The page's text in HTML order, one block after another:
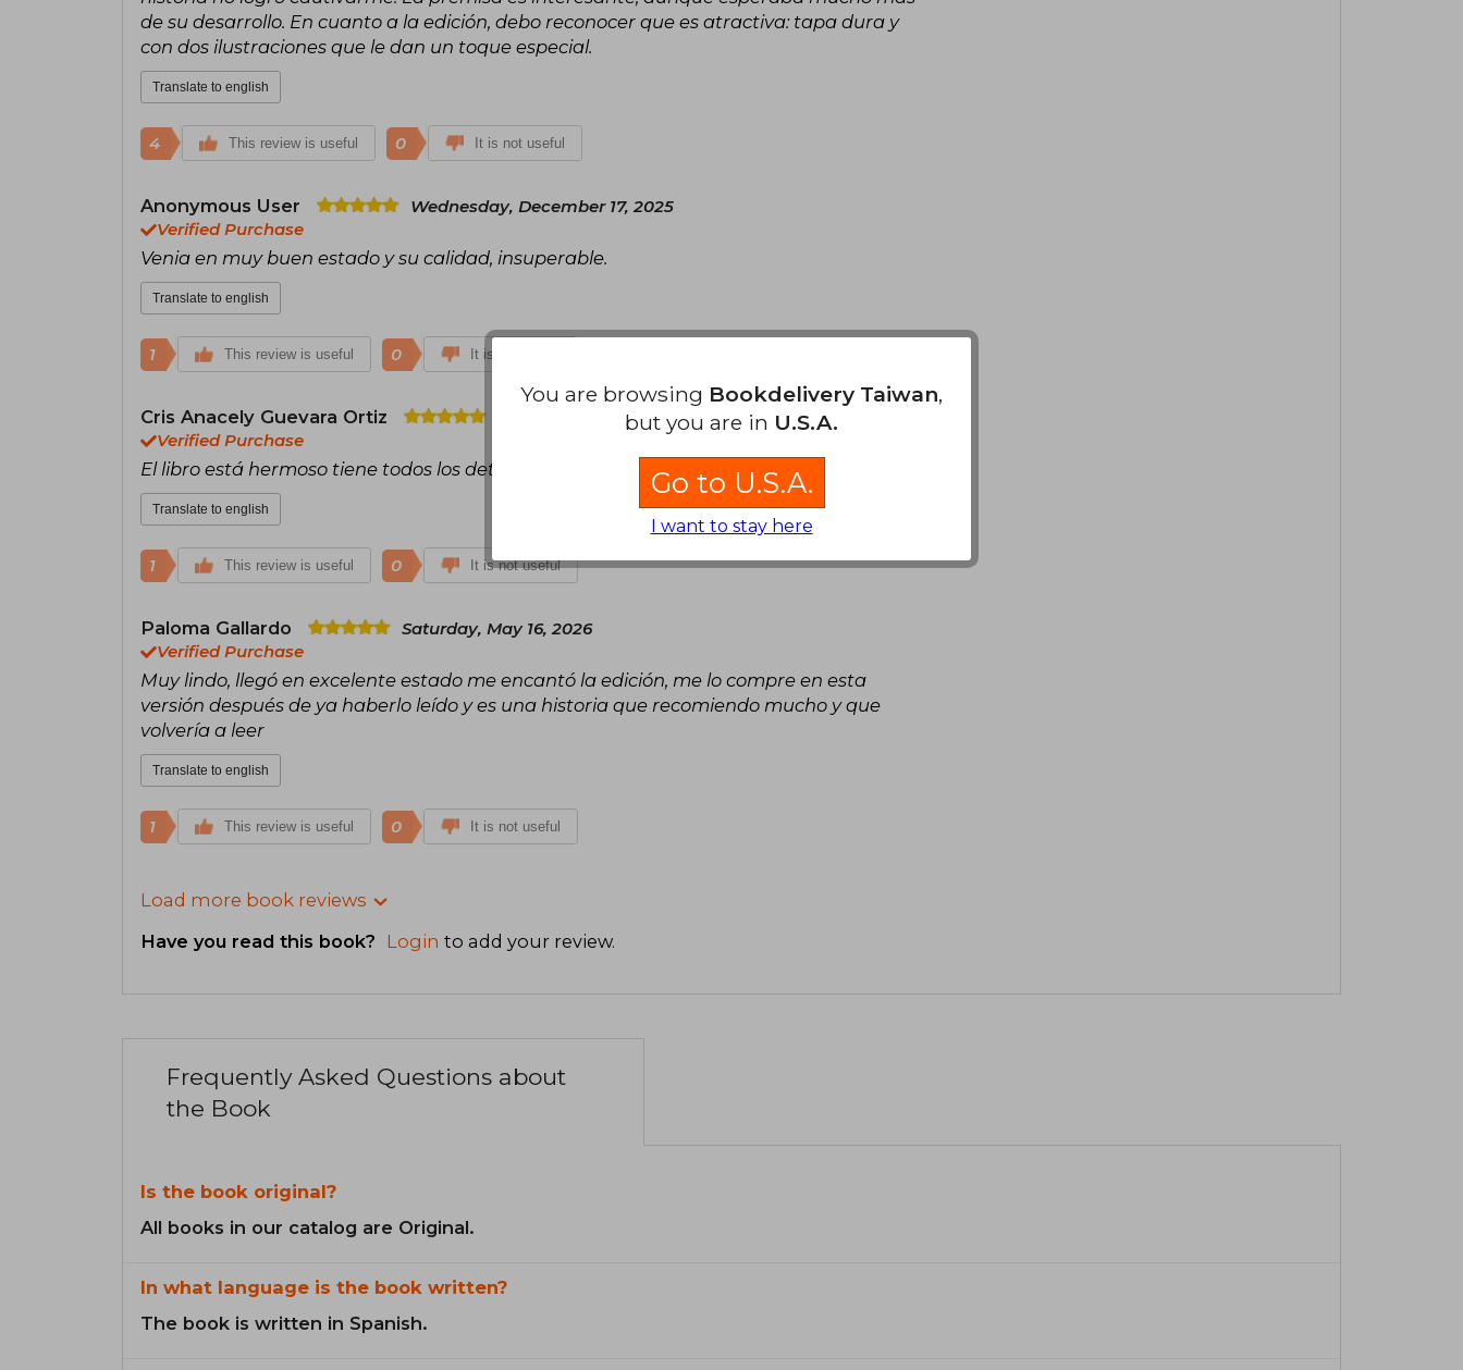
de su desarrollo. En cuanto a la edición, debo reconocer que es atractiva: tapa dura y
con dos ilustraciones que le dan un toque especial.
Translate to english
4 This review is useful 0 It is not useful
Anonymous User
Wednesday, December 17, 2025
Verified Purchase
Venia en muy buen estado y su calidad, insuperable.
Translate to english
1 This review is useful 0 It is not useful
Cris Anacely Guevara Ortiz
Tuesday, May 12, 2026
Verified Purchase
El libro está hermoso tiene todos los detalles de la imagen , llego en el tiempo estimado
Translate to english
1 This review is useful 0 It is not useful
Paloma Gallardo
Saturday, May 16, 2026
Verified Purchase
Muy lindo, llegó en excelente estado me encantó la edición, me lo compre en esta
versión después de ya haberlo leído y es una historia que recomiendo mucho y que
volvería a leer
Translate to english
1 This review is useful 0 It is not useful
Load more book reviews
Have you read this book? Login to add your review.
Frequently Asked Questions about
the Book
Is the book original?
All books in our catalog are Original.
In what language is the book written?
The book is written in Spanish.
You are browsing Bookdelivery Taiwan,
but you are in U.S.A.
Go to U.S.A.
I want to stay here